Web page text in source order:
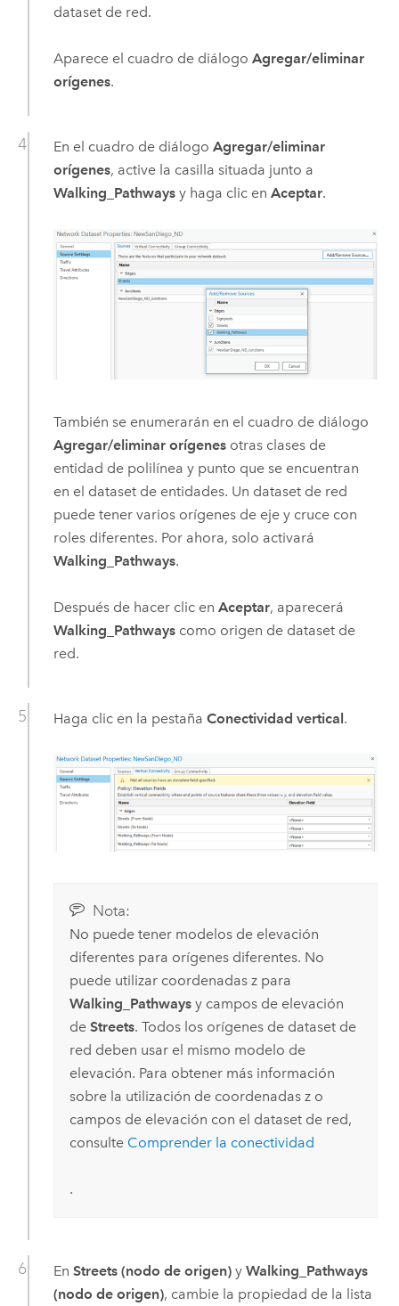
dataset de red.
Aparece el cuadro de diálogo Agregar/eliminar
orígenes.
En el cuadro de diálogo Agregar/eliminar
orígenes, active la casilla situada junto a
Walking_Pathwaysy haga clic en Aceptar.
También se enumerarán en el cuadro de diálogo
Agregar/eliminar orígenesotras clases de
entidad de polilínea y punto que se encuentran
en el dataset de entidades. Un dataset de red
puede tener varios orígenes de eje y cruce con
roles diferentes. Por ahora, solo activará
Walking_Pathways.
Después de hacer clic en Aceptar, aparecerá
Walking_Pathwayscomo origen de dataset de
red.
Haga clic en la pestaña Conectividad vertical.
Nota:
No puede tener modelos de elevación
diferentes para orígenes diferentes. No
puede utilizar coordenadas z para
Walking_Pathwaysy campos de elevación
de Streets. Todos los orígenes de dataset de
red deben usar el mismo modelo de
elevación. Para obtener más información
sobre la utilización de coordenadas z o
campos de elevación con el dataset de red,
consulte Comprender la conectividad
.
En Streets (nodo de origen)y Walking_Pathways
(nodo de origen), cambie la propiedad de la lista